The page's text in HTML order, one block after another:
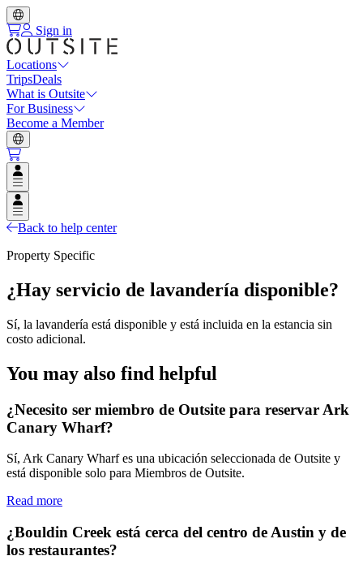
Sign in
Locations
TripsDeals
What is Outsite
For Business
Become a Member
Open user menu
Open user menu
Back to help center
Property Specific
¿Hay servicio de lavandería disponible?
Sí, la lavandería está disponible y está incluida en la estancia sin
costo adicional.
You may also find helpful
¿Necesito ser miembro de Outsite para reservar Ark
Canary Wharf?
Sí, Ark Canary Wharf es una ubicación seleccionada de Outsite y
está disponible solo para Miembros de Outsite.
Read more
¿Bouldin Creek está cerca del centro de Austin y de
los restaurantes?